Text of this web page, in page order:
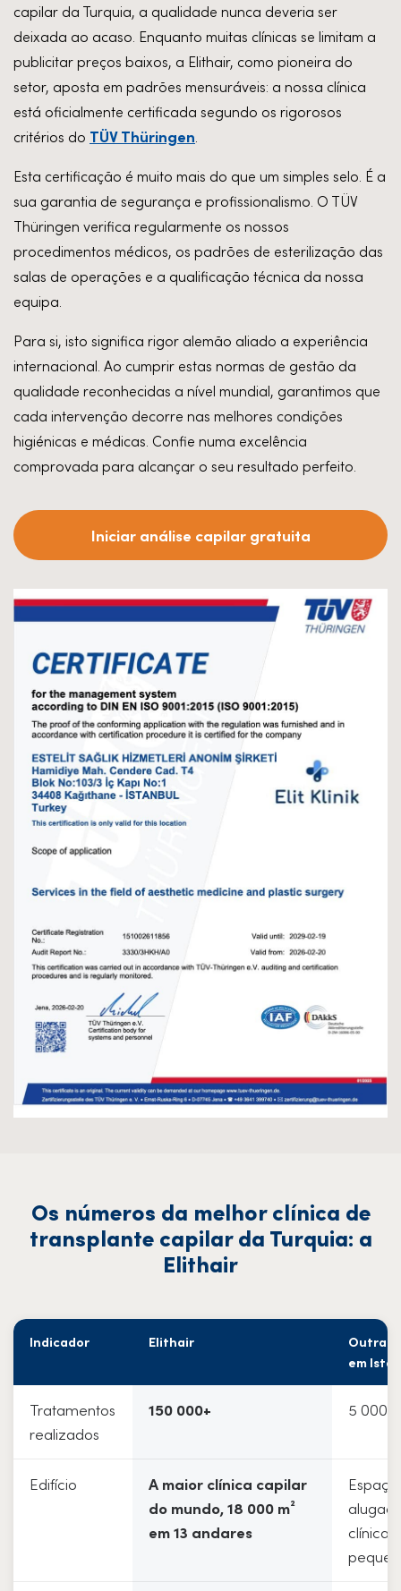
capilar da Turquia, a qualidade nunca deveria ser
deixada ao acaso. Enquanto muitas clínicas se limitam a
publicitar preços baixos, a Elithair, como pioneira do
setor, aposta em padrões mensuráveis: a nossa clínica
está oficialmente certificada segundo os rigorosos
critérios do TÜV Thüringen
Esta certificação é muito mais do que um simples selo. É a
sua garantia de segurança e profissionalismo. O TÜV
Thüringen verifica regularmente os nossos
procedimentos médicos, os padrões de esterilização das
salas de operações e a qualificação técnica da nossa
equipa.
Para si, isto significa rigor alemão aliado a experiência
internacional. Ao cumprir estas normas de gestão da
qualidade reconhecidas a nível mundial, garantimos que
cada intervenção decorre nas melhores condições
higiénicas e médicas. Confie numa excelência
comprovada para alcançar o seu resultado perfeito.
Iniciar análise capilar gratuita
Os números da melhor clínica de
transplante capilar da Turquia: a
Elithair
Indicador Elithair
Outras
em
Tratamentos
realizados
150 000+ 5 000-
Edifício
A maior clínica capilar
do mundo, 18 000 m²
em 13 andares
clínica